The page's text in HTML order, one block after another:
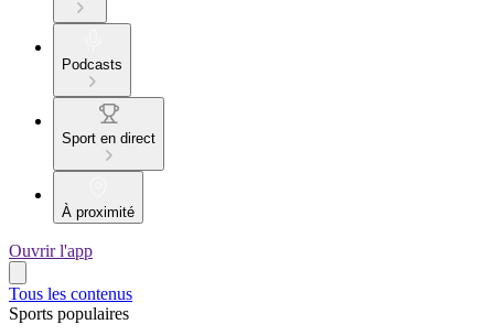
Podcasts
Sport en direct
À proximité
Ouvrir l'app
Tous les contenus
Sports populaires